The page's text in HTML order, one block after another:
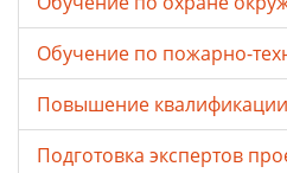
Обучение по пожарно-
Повышение квалификации
Подготовка экспертов